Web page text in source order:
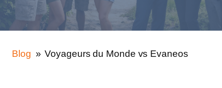
Blog » Voyageurs du Monde vs Evaneos